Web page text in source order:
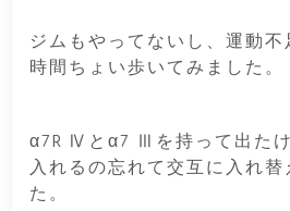
ジムもやってないし、運動
時間ちょい歩いてみました。
α7R Ⅳとα7 Ⅲを持って出た
入れるの忘れて交互に入れ
た。